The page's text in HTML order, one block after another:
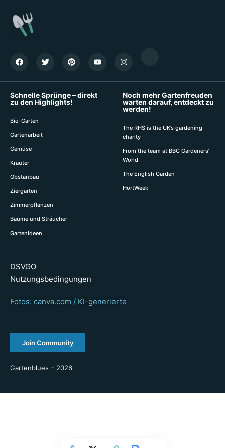
Schnelle Sprünge – direkt
zu den Highlights!
Bio-Garten
Gartenarbeit
Gemüse
Kräuter
Obstanbau
Ziergarten
Zimmerpflanzen
Bäume und Sträucher
Gartenideen
Noch mehr Gartenfreuden
warten darauf, entdeckt zu
werden!
The RHS is the UK’s gardening
charity
From the team at BBC Gardeners‘
World
The English Garden
HortWeek
DSVGO
Nutzungsbedingungen
Fotos: canva.com / KI-generierte
Join Community
Gartenblues – 2026